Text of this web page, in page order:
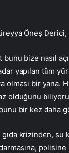
Öneş
bunu bize nasıl
yapılan tüm
olması bir yana.
olduğunu
bir kez daha
gıda krizinden,
polisine